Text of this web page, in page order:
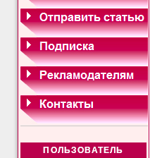
ПОЛЬЗОВАТЕЛЬ